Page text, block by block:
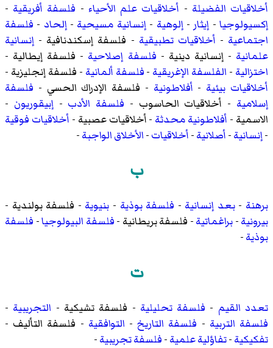
أخلاقيات الفضيلة - أخلاقيات علم الأحياء - فلسفة أفريقية -
إكسيولوجيا- إيثار -إلوهية -إنسانية مسيحية -إلحاد - فلسفة
اجتماعية - أخلاقيات تطبيقية - فلسفة إسكندنافية - إنسانية
علمانية -إنسانية دينية - فلسفة إصلاحية - فلسفة إيطالية -
اختزالية - الفلسفة الإغريقية -فلسفة ألمانية - فلسفة إنجليزية -
أخلاقيات بيئية - أفلاطونية - فلسفة الإدراك الحسي - فلسفة
إسلامية - أخلاقيات الحاسوب - فلسفة الأدب -إبيقوريون -
الاسمية - أفلاطونية محدثة -أخلاقيات عصبية - أخلاقيات فوقية
-إنسانية-أصلانية-أخلاقيات-الأخلاق الواجبة-
ب
برهنة -بعد إنسانية - فلسفة بوذية - بنيوية - فلسفة بولندية -
بيرونية-براغماتية- فلسفة بريطانية -فلسفة البيولوجيا- فلسفة
بوذية-
ت
تعدد القيم - فلسفة تحليلية - فلسفة تشيكية - التجريبية -
فلسفة التربية - فلسفة التاريخ- التوافقية - فلسفة التأليف -
تفكيكية-تفاؤلية علمية-فلسفة تجريبية-